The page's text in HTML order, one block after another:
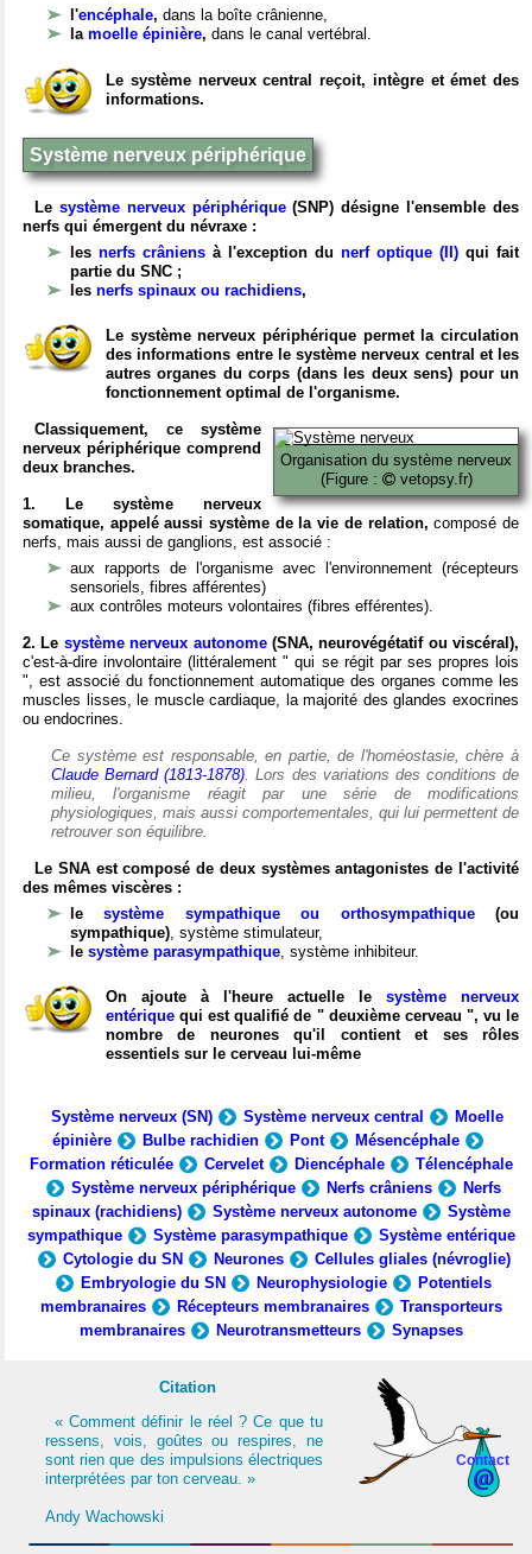
l'encéphale, dans la boîte crânienne,
la moelle épinière, dans le canal vertébral.
Le système nerveux central reçoit, intègre et émet des
informations.
Système nerveux périphérique
Le système nerveux périphérique(SNP) désigne l'ensemble des
nerfs qui émergent du névraxe :
les nerfs crâniens à l'exception du nerf optique (II) qui fait
partie du SNC ;
les nerfs spinaux ou rachidiens,
Le système nerveux périphérique permet la circulation
des informations entre le système nerveux central et les
autres organes du corps (dans les deux sens) pour un
fonctionnement optimal de l'organisme.
Organisation du système nerveux
(Figure :
vetopsy.fr)
Classiquement, ce système
nerveux périphérique comprend
deux branches.
1. Le système nerveux
somatique, appelé aussi système de la vie de relation, composé de
nerfs, mais aussi de ganglions, est associé :
aux rapports de l'organisme avec l'environnement (récepteurs
sensoriels, fibres afférentes)
aux contrôles moteurs volontaires (fibres efférentes).
2. Le système nerveux autonome(SNA, neurovégétatif ou viscéral),
c'est-à-dire involontaire (littéralement " qui se régit par ses propres lois
", est associé du fonctionnement automatique des organes comme les
muscles lisses, le muscle cardiaque, la majorité des glandes exocrines
ou endocrines.
Ce système est responsable, en partie, de l'homéostasie, chère à
Claude Bernard (1813-1878). Lors des variations des conditions de
milieu, l'organisme réagit par une série de modifications
physiologiques, mais aussi comportementales, qui lui permettent de
retrouver son équilibre.
Le SNA est composé de deux systèmes antagonistes de l'activité
des mêmes viscères :
lesystème sympathique ou orthosympathique(ou
sympathique), système stimulateur,
le système parasympathique, système inhibiteur.
On ajoute à l'heure actuelle le système nerveux
entérique qui est qualifié de " deuxième cerveau ", vu le
nombre de neurones qu'il contient et ses rôles
essentiels sur le cerveau lui-même
Système nerveux (SN) Système nerveux central
Moelle
épinière
Bulbe rachidien Pont
Mésencéphale
Formation réticulée
Cervelet Diencéphale
Télencéphale
Système nerveux périphérique
Nerfs crâniens
Nerfs
spinaux (rachidiens)
Système nerveux autonome
Système
sympathique
Système parasympathique
Système entérique
Cytologie du SN
Neurones
Cellules gliales (névroglie)
Embryologie du SN
Neurophysiologie
Potentiels
membranaires
Récepteurs membranaires
Transporteurs
membranaires
Neurotransmetteurs Synapses
Contact
Citation
« Comment définir le réel ? Ce que tu
ressens, vois, goûtes ou respires, ne
sont rien que des impulsions électriques
interprétées par ton cerveau. »
Andy Wachowski